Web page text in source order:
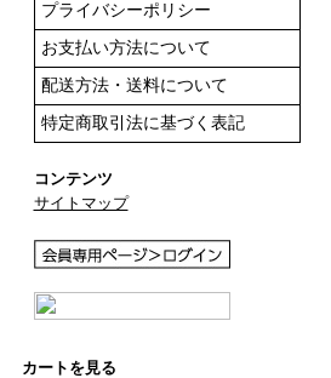
プライバシーポリシー
お支払い方法について
配送方法・送料について
特定商取引法に基づく表記
コンテンツ
サイトマップ
カートを見る